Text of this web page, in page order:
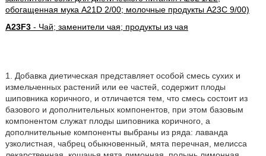
обогащенная мука A21D 2/00; молочные продукты A23C 9/00)
A23F3- Чай; заменители чая; продукты из чая
1. Добавка диетическая представляет особой смесь сухих и
измельченных растений или ее частей, содержит плоды
шиповника коричного, и отличается тем, что смесь состоит из
базового и дополнительных компонентов, при этом базовым
компонентом служат плоды шиповника коричного, а
дополнительные компоненты выбраны из ряда: лаванда
узколистная, чабрец обыкновенный, мята перечная, мелисса